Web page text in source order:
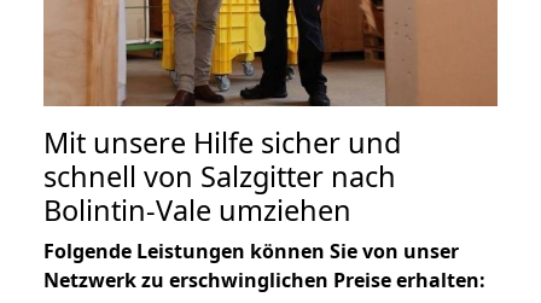
Mit unsere Hilfe sicher und
schnell von Salzgitter nach
Bolintin-Vale umziehen
Folgende Leistungen können Sie von unser
Netzwerk zu erschwinglichen Preise erhalten: